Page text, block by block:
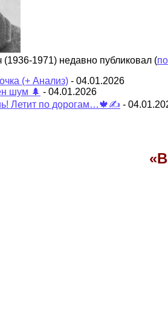
1971) недавно публиковал (
(+ Анализ) - 04.01.2026
шум 🌲 - 04.01.2026
Летит по дорогам…🍁✍ -